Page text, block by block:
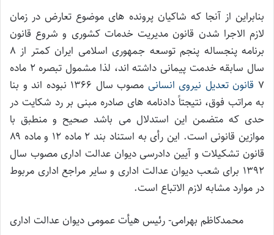
بنابراین از آنجا که شاکیان پرونده های موضوع تعارض در زمان
لازم الاجرا شدن قانون مدیریت خدمات کشوری و شروع قانون
برنامه پنجساله پنجم توسعه جمهوری اسلامی ایران کمتر از ۸
سال سابقه خدمت پیمانی داشته اند، لذا مشمول تبصره ۲ ماده
۷ قانون تعدیل نیروی انسانی
مصوب سال ۱۳۶۶ نبوده اند و بنا
به مراتب فوق، نتیجتاً دادنامه های صادره مبنی بر رد شکایت در
حدی که متضمن این استدلال می باشد صحیح و منطبق با
موازین قانونی است. این رأی به استناد بند ۲ ماده ۱۲ و ماده ۸۹
قانون تشکیلات و آیین دادرسی دیوان عدالت اداری مصوب سال
۱۳۹۲ برای شعب دیوان عدالت اداری و سایر مراجع اداری مربوط
در موارد مشابه لازم الاتباع است.
محمدکاظم بهرامی- رئیس هیأت عمومی دیوان عدالت اداری